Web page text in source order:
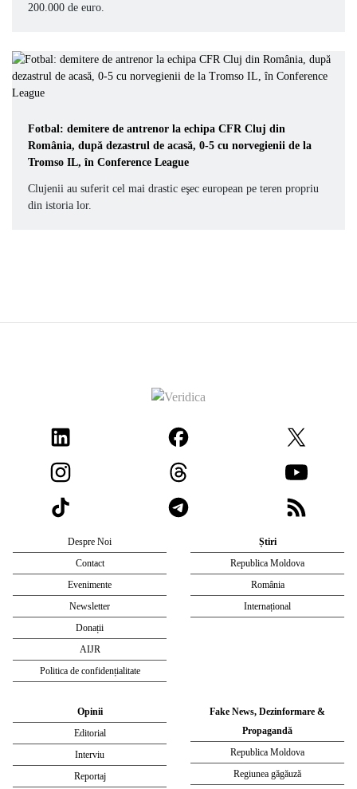
200.000 de euro.
Fotbal: demitere de antrenor la echipa CFR Cluj din
România, după dezastrul de acasă, 0-5 cu norvegienii de la
Tromso IL, în Conference League
Clujenii au suferit cel mai drastic eşec european pe teren propriu
din istoria lor.
Despre Noi
Contact
Evenimente
Newsletter
Donații
AIJR
Politica de confidențialitate
Știri
Republica Moldova
România
Internațional
Opinii
Editorial
Interviu
Reportaj
Fake News, Dezinformare &
Propagandă
Republica Moldova
Regiunea găgăuză